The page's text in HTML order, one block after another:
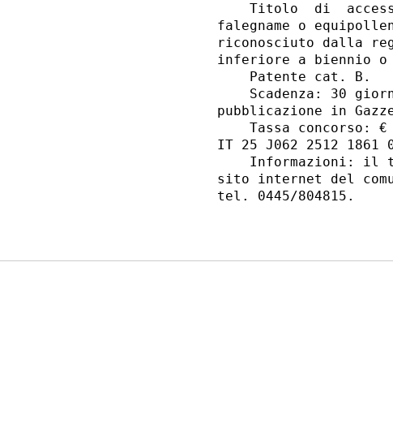
Titolo  di
falegname o
riconosciuto dalla
inferiore a biennio o
    Patente cat. B.
Scadenza: 30
pubblicazione in
Tassa concorso: €
IT 25 J062 2512 1861
Informazioni: il
sito internet del
tel. 0445/804815.